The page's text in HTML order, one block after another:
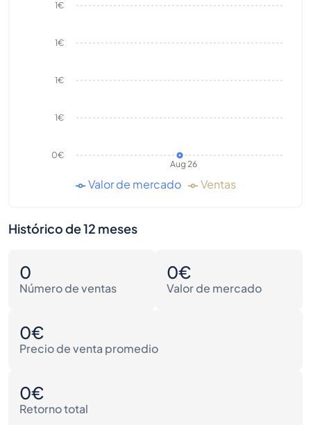
Aug 26
0€
1€
1€
1€
1€
Valor de mercado Ventas
Histórico de 12 meses
0
Número de ventas
0€
Valor de mercado
0€
Precio de venta promedio
0€
Retorno total